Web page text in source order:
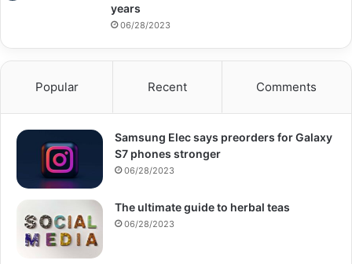
years
06/28/2023
Popular Recent Comments
Samsung Elec says preorders for Galaxy
S7 phones stronger
06/28/2023
The ultimate guide to herbal teas
06/28/2023